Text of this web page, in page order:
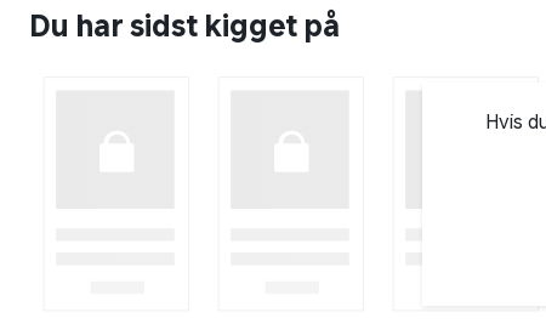
Du har sidst kigget på
Hvis